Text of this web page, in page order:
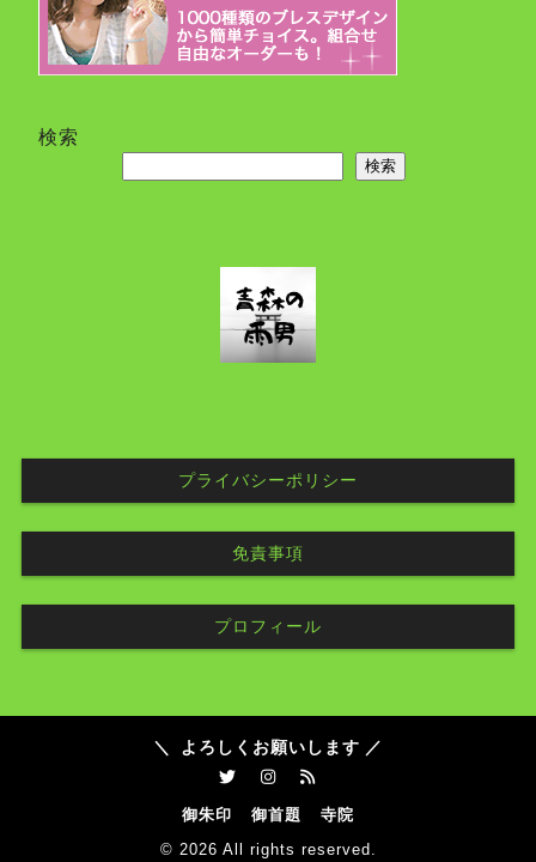
検索
検索
プライバシーポリシー
免責事項
プロフィール
よろしくお願いします
御朱印 御首題
寺院
© 2026 All rights reserved.